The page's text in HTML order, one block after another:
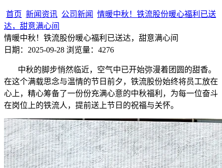
首页 新闻资讯 公司新闻
情暖中秋！铁流股份暖心福利已送
达，甜意满心间
情暖中秋！铁流股份暖心福利已送达，甜意满心间
日期：2025-09-28 浏览量：4276
中秋的脚步悄然临近，空气中已开始弥漫着团圆的甜香。
在这个满载思念与温情的节日前夕，铁流股份始终将员工放在
心上，精心筹备了一份份充满心意的中秋福利，为每一位奋斗
在岗位上的铁流人，提前送上节日的祝福与关怀。